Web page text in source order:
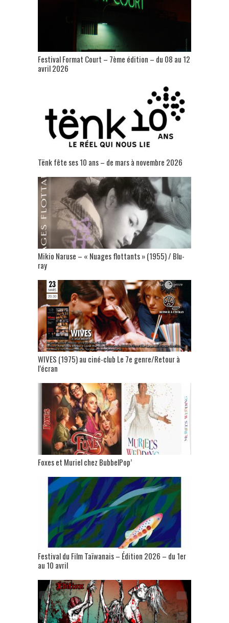
Festival Format Court – 7ème édition – du 08 au 12
avril 2026
Tënk fête ses 10 ans – de mars à novembre 2026
Mikio Naruse – « Nuages flottants » (1955) / Blu-
ray
WIVES (1975) au ciné-club Le 7e genre/Retour à
l’écran
Foxes et Muriel chez BubbelPop’
Festival du Film Taïwanais – Édition 2026 – du 1er
au 10 avril